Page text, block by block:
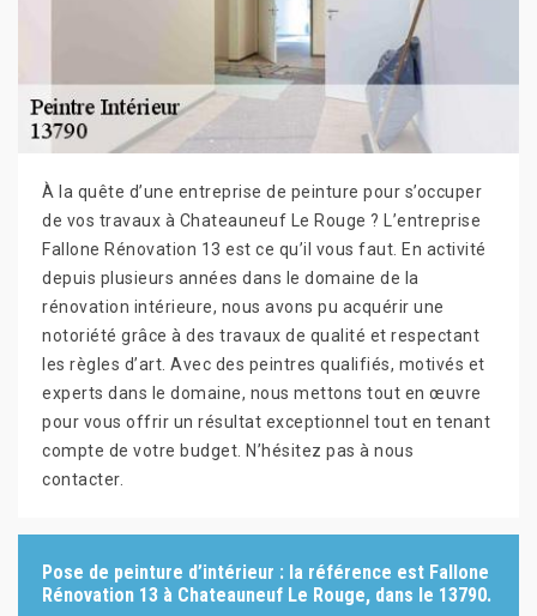
À la quête d’une entreprise de peinture pour s’occuper
de vos travaux à Chateauneuf Le Rouge ? L’entreprise
Fallone Rénovation 13 est ce qu’il vous faut. En activité
depuis plusieurs années dans le domaine de la
rénovation intérieure, nous avons pu acquérir une
notoriété grâce à des travaux de qualité et respectant
les règles d’art. Avec des peintres qualifiés, motivés et
experts dans le domaine, nous mettons tout en œuvre
pour vous offrir un résultat exceptionnel tout en tenant
compte de votre budget. N’hésitez pas à nous
contacter.
Pose de peinture d’intérieur : la référence est Fallone
Rénovation 13 à Chateauneuf Le Rouge, dans le 13790.